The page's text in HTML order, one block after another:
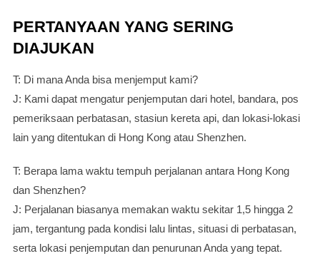
PERTANYAAN YANG SERING
DIAJUKAN
T: Di mana Anda bisa menjemput kami?
J: Kami dapat mengatur penjemputan dari hotel, bandara, pos
pemeriksaan perbatasan, stasiun kereta api, dan lokasi-lokasi
lain yang ditentukan di Hong Kong atau Shenzhen.
T: Berapa lama waktu tempuh perjalanan antara Hong Kong
dan Shenzhen?
J: Perjalanan biasanya memakan waktu sekitar 1,5 hingga 2
jam, tergantung pada kondisi lalu lintas, situasi di perbatasan,
serta lokasi penjemputan dan penurunan Anda yang tepat.